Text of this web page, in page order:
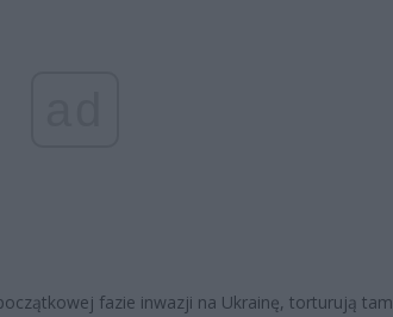
fazie inwazji na Ukrainę, torturują tam